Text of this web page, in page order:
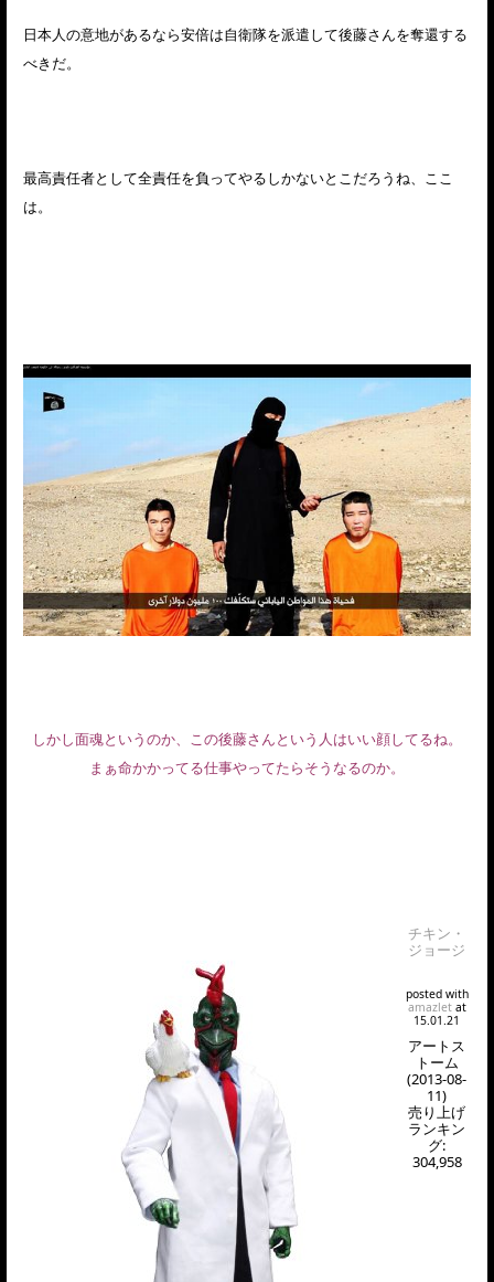
日本人の意地があるなら安倍は自衛隊を派遣して後藤さんを奪還する
べきだ。
最高責任者として全責任を負ってやるしかないとこだろうね、ここ
は。
しかし面魂というのか、この後藤さんという人はいい顔してるね。
まぁ命かかってる仕事やってたらそうなるのか。
チキン・
ジョージ
posted with
amazlet at
15.01.21
アートス
トーム
(2013-08-
11)
売り上げ
ランキン
グ:
304,958